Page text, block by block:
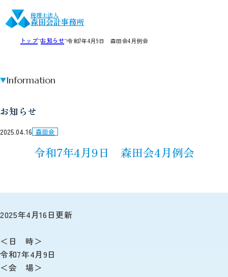
税理士法人
森田会計事務所
トップ お知らせ 令和7年4月9日 森田会4月例会
お知らせ
Information
2025.04.16 森田会
令和7年4月9日 森田会4月例会
2025年4月16日更新
＜日 時＞
令和7年4月9日
＜会 場＞